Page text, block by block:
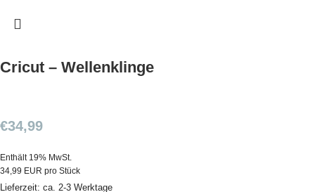
Cricut – Wellenklinge
€34,99
Enthält 19% MwSt.
34,99 EUR pro Stück
Lieferzeit: ca. 2-3 Werktage